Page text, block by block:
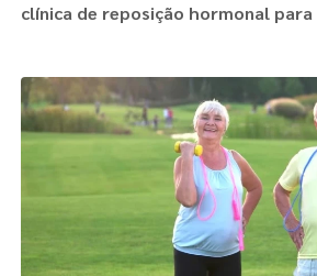
clínica de reposição hormonal para